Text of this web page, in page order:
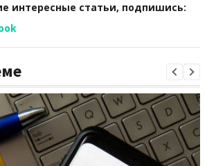
интересные статьи, подпишись: